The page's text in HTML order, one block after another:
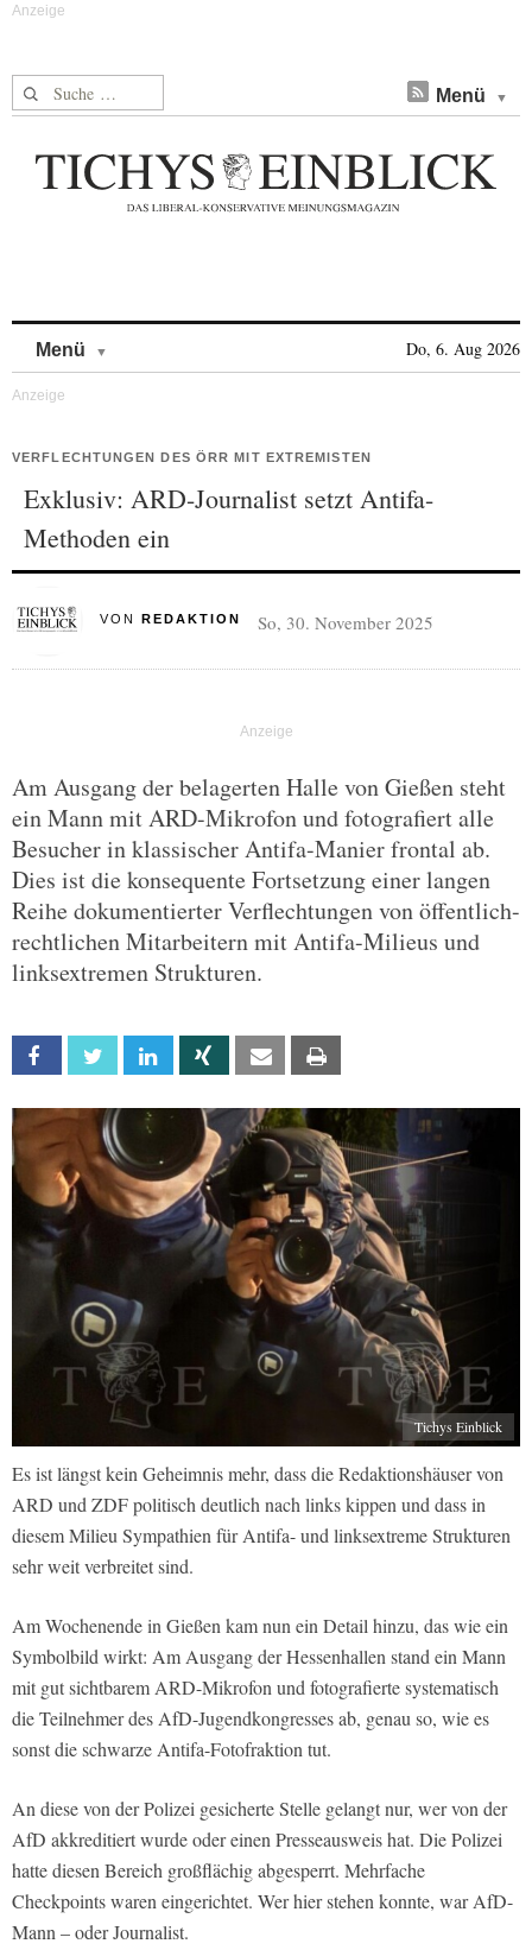
Suche nach: Menü
Menü Do, 6. Aug 2026
VERFLECHTUNGEN DES ÖRR MIT EXTREMISTEN
Exklusiv: ARD-Journalist setzt Antifa-
Methoden ein
VON REDAKTION So, 30. November 2025
Am Ausgang der belagerten Halle von Gießen steht
ein Mann mit ARD-Mikrofon und fotografiert alle
Besucher in klassischer Antifa-Manier frontal ab.
Dies ist die konsequente Fortsetzung einer langen
Reihe dokumentierter Verflechtungen von öffentlich-
rechtlichen Mitarbeitern mit Antifa-Milieus und
linksextremen Strukturen.
Facebook Twitter Linkedin Xing Email
Tichys Einblick
Es ist längst kein Geheimnis mehr, dass die Redaktionshäuser von
ARD und ZDF politisch deutlich nach links kippen und dass in
diesem Milieu Sympathien für Antifa- und linksextreme Strukturen
sehr weit verbreitet sind.
Am Wochenende in Gießen kam nun ein Detail hinzu, das wie ein
Symbolbild wirkt: Am Ausgang der Hessenhallen stand ein Mann
mit gut sichtbarem ARD-Mikrofon und fotografierte systematisch
die Teilnehmer des AfD-Jugendkongresses ab, genau so, wie es
sonst die schwarze Antifa-Fotofraktion tut.
An diese von der Polizei gesicherte Stelle gelangt nur, wer von der
AfD akkreditiert wurde oder einen Presseausweis hat. Die Polizei
hatte diesen Bereich großflächig abgesperrt. Mehrfache
Checkpoints waren eingerichtet. Wer hier stehen konnte, war AfD-
Mann – oder Journalist.